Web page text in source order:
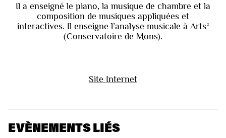
Il a enseigné le piano, la musique de chambre et la
composition de musiques appliquées et
interactives. Il enseigne l’analyse musicale à Arts²
(Conservatoire de Mons).
Site Internet
EVÈNEMENTS LIÉS